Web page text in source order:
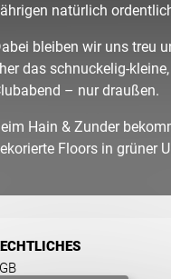
natürlich
bleiben wir uns treu
das schnuckelig-
– nur draußen.
Hain & Zunder
Floors in grüner